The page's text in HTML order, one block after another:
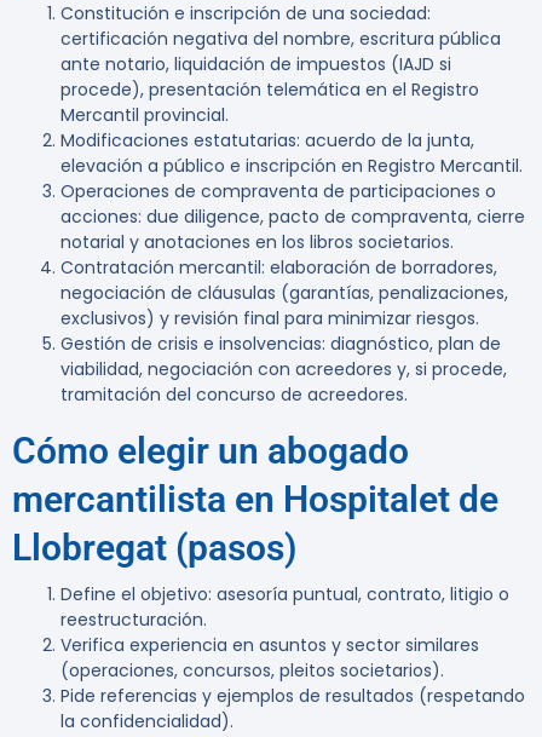
Constitución e inscripción de una sociedad:
certificación negativa del nombre, escritura pública
ante notario, liquidación de impuestos (IAJD si
procede), presentación telemática en el Registro
Mercantil provincial.
Modificaciones estatutarias: acuerdo de la junta,
elevación a público e inscripción en Registro Mercantil.
Operaciones de compraventa de participaciones o
acciones: due diligence, pacto de compraventa, cierre
notarial y anotaciones en los libros societarios.
Contratación mercantil: elaboración de borradores,
negociación de cláusulas (garantías, penalizaciones,
exclusivos) y revisión final para minimizar riesgos.
Gestión de crisis e insolvencias: diagnóstico, plan de
viabilidad, negociación con acreedores y, si procede,
tramitación del concurso de acreedores.
Cómo elegir un abogado
mercantilista en Hospitalet de
Llobregat (pasos)
Define el objetivo: asesoría puntual, contrato, litigio o
reestructuración.
Verifica experiencia en asuntos y sector similares
(operaciones, concursos, pleitos societarios).
Pide referencias y ejemplos de resultados (respetando
la confidencialidad).